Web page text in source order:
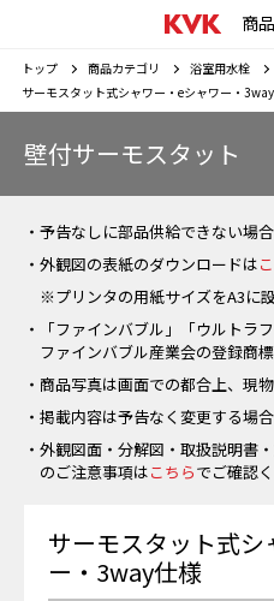
商
トップ 商品カテゴリ 浴室用水栓
サーモスタット式シャワー・eシャワー・
壁付サーモスタット
・予告なしに部品供給できない場合
・外観図の表紙のダウンロードは
※プリンタの用紙サイズをA3に
・「ファインバブル」「ウルトラ
ファインバブル産業会の登録商標
・商品写真は画面での都合上、現
・掲載内容は予告なく変更する場
・外観図面・分解図・取扱説明書
のご注意事項はこちらでご確認く
サーモスタット式シ
ー・3way仕様